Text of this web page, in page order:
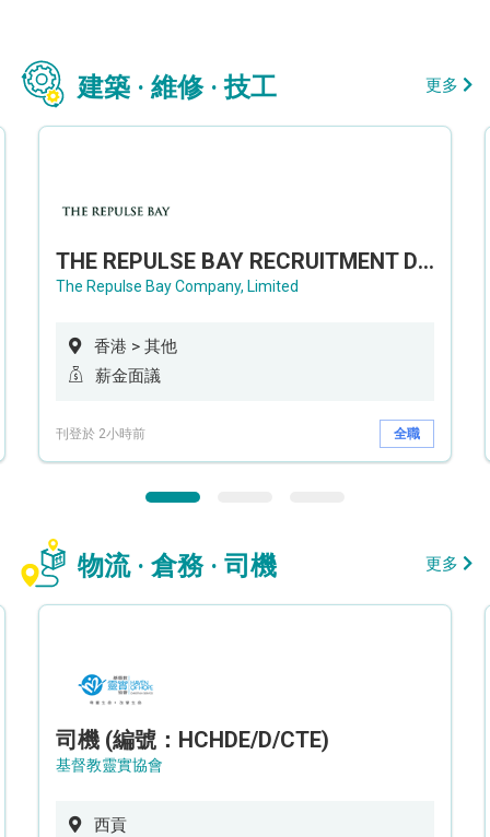
建築 · 維修 · 技工 更多
THE REPULSE BAY RECRUITMENT DAY 淺水灣影灣園人才招聘會
The Repulse Bay Company, Limited
香港 > 其他
薪金面議
刊登於 2小時前 全職
物流 · 倉務 · 司機 更多
司機 (編號：HCHDE/D/CTE)
基督教靈實協會
西貢